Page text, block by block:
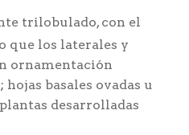
trilobulado, con el
que los laterales y
ornamentación
basales ovadas u
desarrolladas